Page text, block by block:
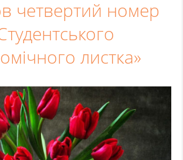
четвертий номер
листка»